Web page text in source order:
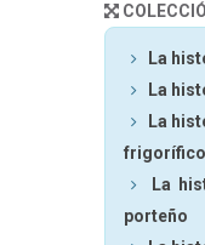
La
La
La
La
porteño